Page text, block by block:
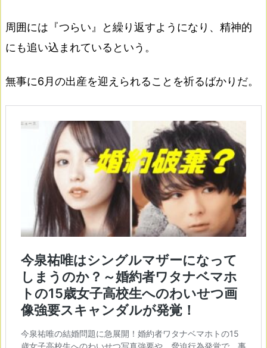
周囲には『つらい』と繰り返すようになり、精神的
にも追い込まれているという。
無事に6月の出産を迎えられることを祈るばかりだ。